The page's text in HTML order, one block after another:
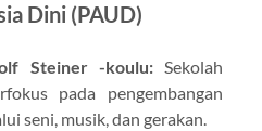
Dini (PAUD)
Steiner -koulu:Sekolah
pada pengembangan
seni, musik, dan gerakan.